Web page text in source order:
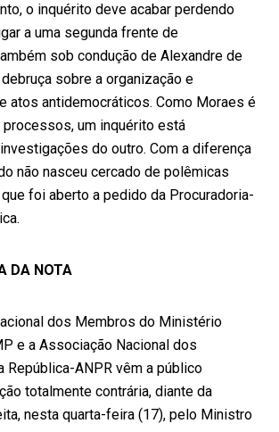
o inquérito deve acabar perdendo
a uma segunda frente de
sob condução de Alexandre de
sobre a organização e
atos antidemocráticos. Como Moraes é
um inquérito está
do outro. Com a diferença
não nasceu cercado de polêmicas
foi aberto a pedido da Procuradoria-
DA NOTA
dos Membros do Ministério
e a Associação Nacional dos
República-ANPR vêm a público
totalmente contrária, diante da
nesta quarta-feira (17), pelo Ministro